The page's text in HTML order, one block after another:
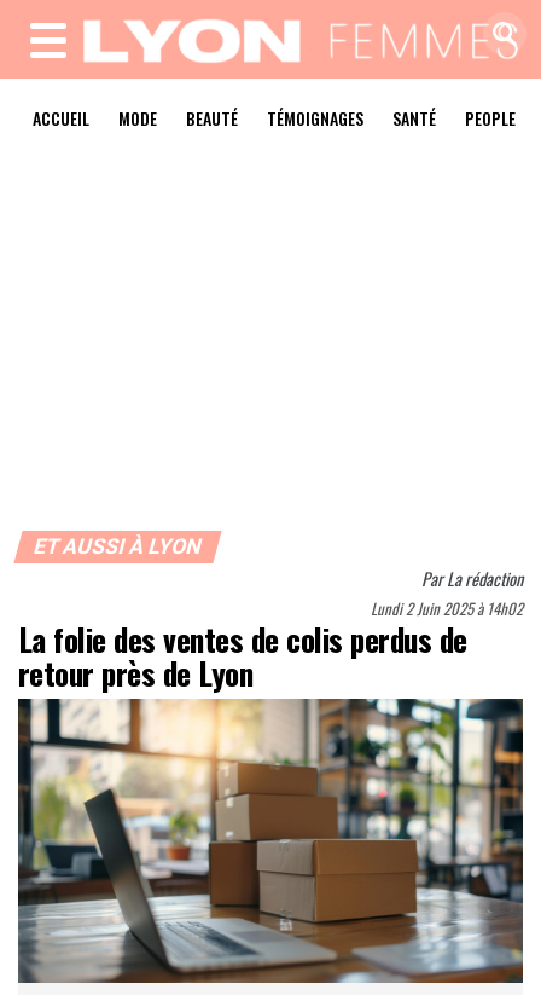
MENU
ACCUEIL MODE BEAUTÉ TÉMOIGNAGES SANTÉ PEOPLE
ET AUSSI À LYON
ParLa rédaction
Lundi 2 Juin 2025 à 14h02
La folie des ventes de colis perdus de
retour près de Lyon